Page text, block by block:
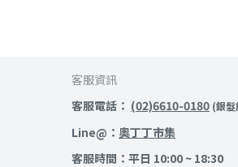
客服資訊
客服電話： (02)6610-0180 (銀
Line@： 奧丁丁市集
客服時間：平日 10:00 ~ 18:30